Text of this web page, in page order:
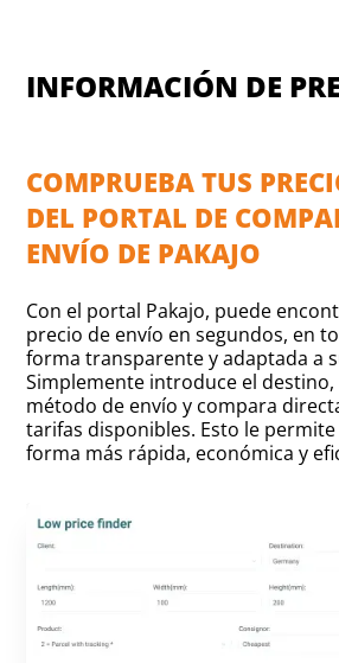
INFORMACIÓN DE
COMPRUEBA TUS
DEL PORTAL DE
ENVÍO DE PAKAJO
Con el portal Pakajo, puede
precio de envío en segundos, en
forma transparente y adaptada a
Simplemente introduce el destino,
método de envío y compara
tarifas disponibles. Esto le
forma más rápida, económica y